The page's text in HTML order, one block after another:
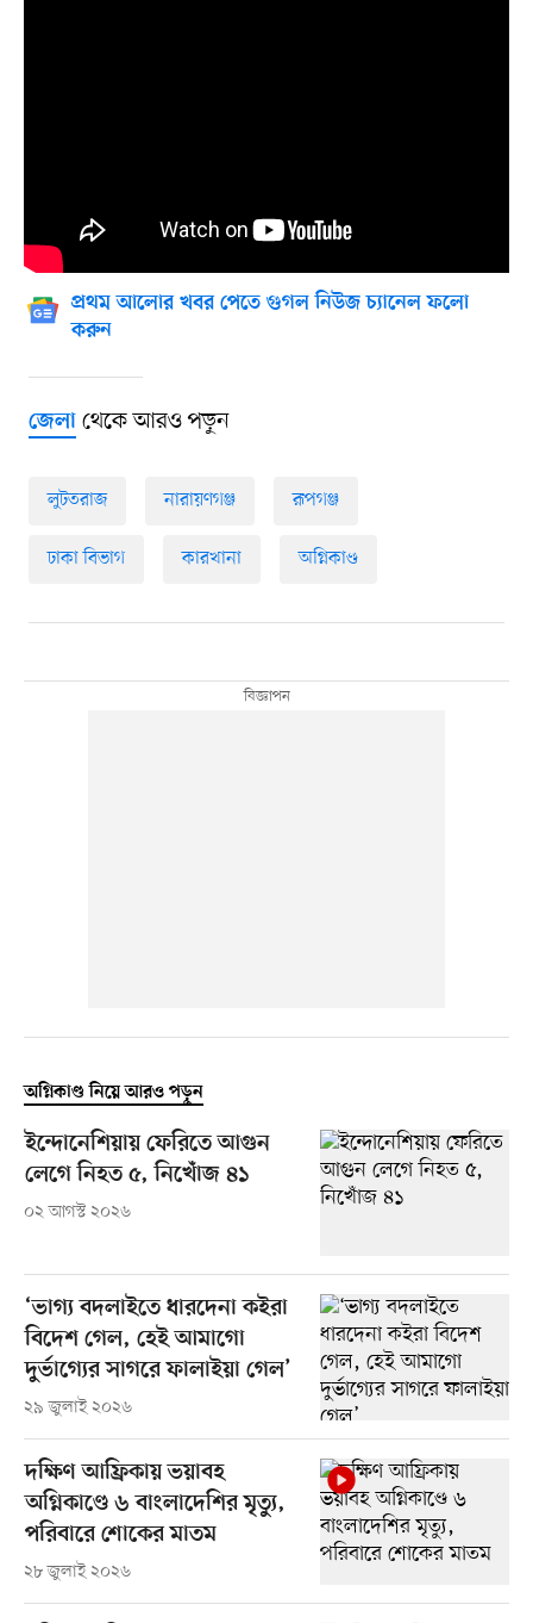
প্রথম আলোর খবর পেতে গুগল নিউজ চ্যানেল ফলো
করুন
জেলাথেকে আরও পড়ুন
লুটতরাজ নারায়ণগঞ্জ রূপগঞ্জ
ঢাকা বিভাগ কারখানা অগ্নিকাণ্ড
অগ্নিকাণ্ড নিয়ে আরও পড়ুন
ইন্দোনেশিয়ায় ফেরিতে আগুন
লেগে নিহত ৫, নিখোঁজ ৪১
০২ আগস্ট ২০২৬
‘ভাগ্য বদলাইতে ধারদেনা কইরা
বিদেশ গেল, হেই আমাগো
দুর্ভাগ্যের সাগরে ফালাইয়া গেল’
২৯ জুলাই ২০২৬
দক্ষিণ আফ্রিকায় ভয়াবহ
অগ্নিকাণ্ডে ৬ বাংলাদেশির মৃত্যু,
পরিবারে শোকের মাতম
২৮ জুলাই ২০২৬